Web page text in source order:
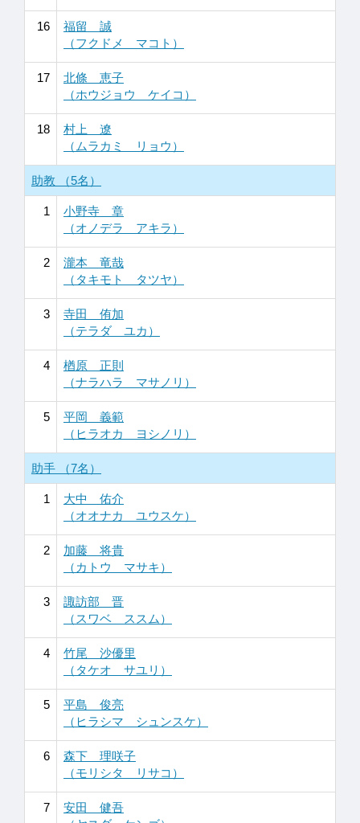
16
福留 誠
（フクドメ マコト）
17
北條 恵子
（ホウジョウ ケイコ）
18
村上 遼
（ムラカミ リョウ）
助教 （5名）
1
小野寺 章
（オノデラ アキラ）
2
瀧本 竜哉
（タキモト タツヤ）
3
寺田 侑加
（テラダ ユカ）
4
楢原 正則
（ナラハラ マサノリ）
5
平岡 義範
（ヒラオカ ヨシノリ）
助手 （7名）
1
大中 佑介
（オオナカ ユウスケ）
2
加藤 将貴
（カトウ マサキ）
3
諏訪部 晋
（スワベ ススム）
4
竹尾 沙優里
（タケオ サユリ）
5
平島 俊亮
（ヒラシマ シュンスケ）
6
森下 理咲子
（モリシタ リサコ）
7
安田 健吾